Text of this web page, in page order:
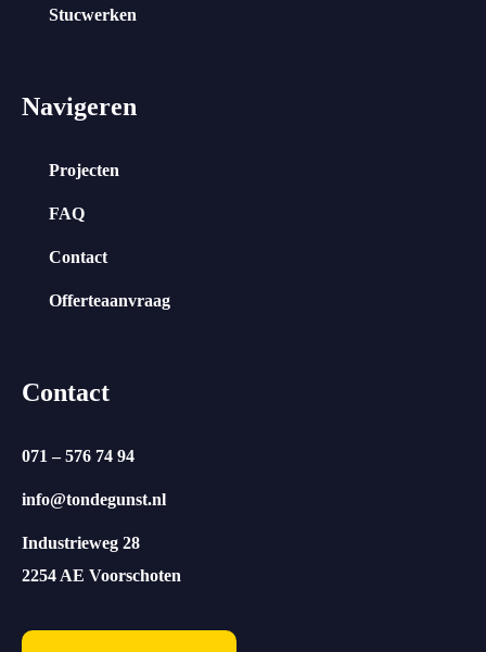
Stucwerken
Navigeren
Projecten
FAQ
Contact
Offerteaanvraag
Contact
071 – 576 74 94
info@tondegunst.nl
Industrieweg 28
2254 AE Voorschoten